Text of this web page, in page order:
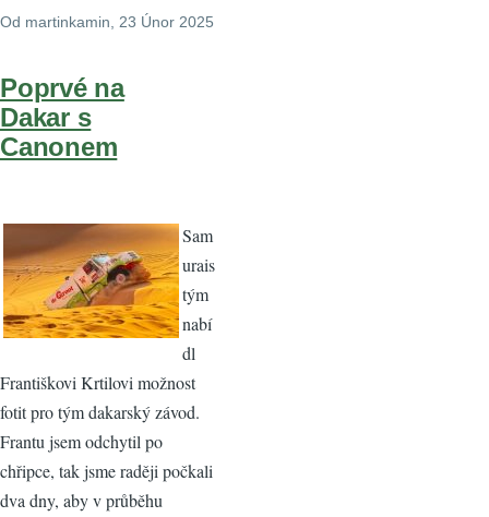
Od martinkamin, 23 Únor 2025
Poprvé na
Dakar s
Canonem
Sam
urais
tým
nabí
dl
Františkovi Krtilovi možnost
fotit pro tým dakarský závod.
Frantu jsem odchytil po
chřipce, tak jsme raději počkali
dva dny, aby v průběhu